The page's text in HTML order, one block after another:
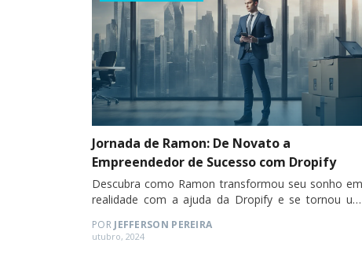
Jornada de Ramon: De Novato a
Empreendedor de Sucesso com Dropify
Descubra como Ramon transformou seu sonho em
realidade com a ajuda da Dropify e se tornou um
POR JEFFERSON PEREIRA
Posted
utubro, 2024